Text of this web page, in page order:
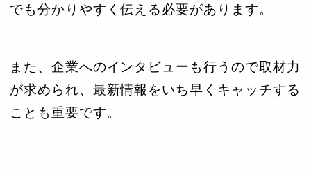
でも分かりやすく伝える必要があります。
また、企業へのインタビューも行うので取材力
が求められ、最新情報をいち早くキャッチする
ことも重要です。